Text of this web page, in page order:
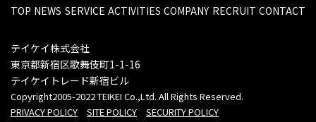
TOP NEWS SERVICE ACTIVITIES COMPANY RECRUIT CONTACT
テイケイ株式会社
東京都新宿区歌舞伎町1-1-16
テイケイトレード新宿ビル
Copyright2005-2022 TEIKEI Co.,Ltd. All Rights Reserved.
PRIVACY POLICY
SITE POLICY SECURITY POLICY